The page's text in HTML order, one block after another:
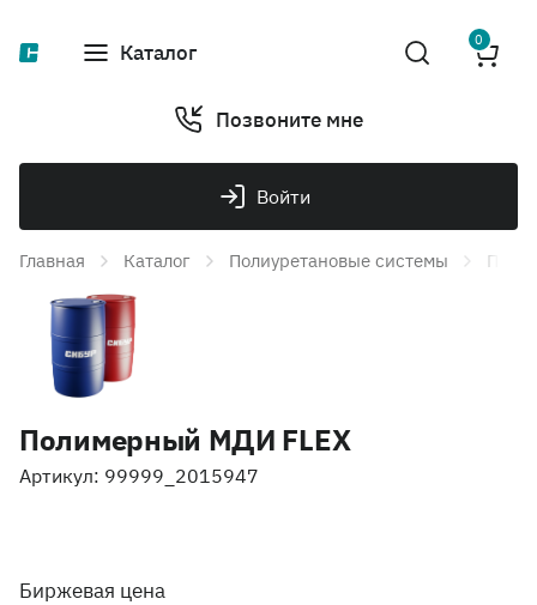
Каталог 0
Позвоните мне
Войти
Главная Каталог Полиуретановые системы
Полимерный МДИ FLEX
Артикул: 99999_2015947
Биржевая цена